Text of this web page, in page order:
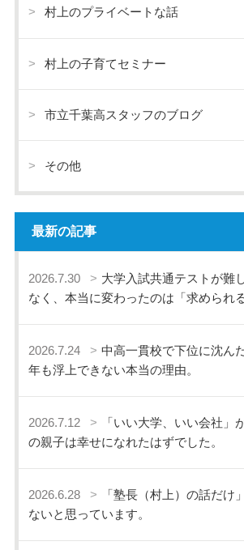
村上のプライベートな話
村上の子育てセミナー
市立千葉高スタッフのブログ
その他
最新の記事
2026.7.30
大学入試共通テストが難
なく、本当に変わったのは「求められ
2026.7.24
中高一貫校で下位に沈ん
年も浮上できない本当の理由。
2026.7.12
「いい大学、いい会社」
の親子は幸せになれたはずでした。
2026.6.28
「塾長（村上）の話だけ
ないと思っています。